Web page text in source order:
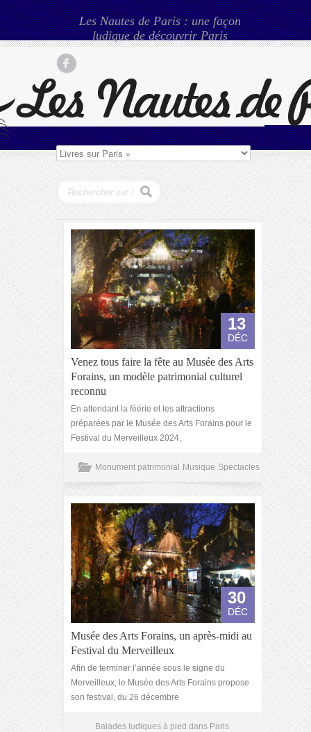
Les Nautes de Paris : une façon
ludique de découvrir Paris
13
DÉC
Venez tous faire la fête au Musée des Arts
Forains, un modèle patrimonial culturel
reconnu
En attendant la féérie et les attractions
préparées par le Musée des Arts Forains pour le
Festival du Merveilleux 2024,
Monument patrimonial Musique Spectacles
30
DÉC
Musée des Arts Forains, un après-midi au
Festival du Merveilleux
Afin de terminer l’année sous le signe du
Merveilleux, le Musée des Arts Forains propose
son festival, du 26 décembre
Balades ludiques à pied dans Paris